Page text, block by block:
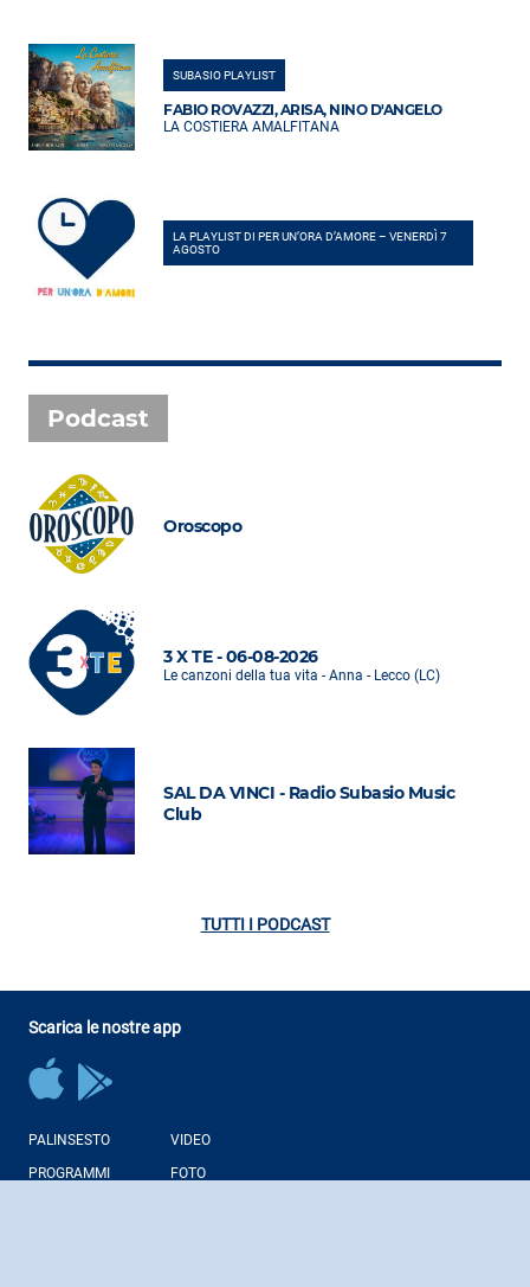
SUBASIO PLAYLIST
FABIO ROVAZZI, ARISA, NINO D'ANGELO
LA COSTIERA AMALFITANA
LA PLAYLIST DI PER UN’ORA D’AMORE – VENERDÌ 7
AGOSTO
Podcast
Oroscopo
3 X TE - 06-08-2026
Le canzoni della tua vita - Anna - Lecco (LC)
SAL DA VINCI - Radio Subasio Music
Club
TUTTI I PODCAST
Scarica le nostre app
PALINSESTO
PROGRAMMI
VIDEO
FOTO